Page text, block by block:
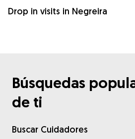
Drop in visits in Negreira
Búsquedas
de ti
Buscar Cuidadores